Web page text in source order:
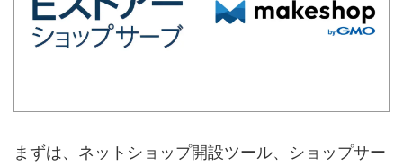
まずは、ネットショップ開設ツール、ショップサー